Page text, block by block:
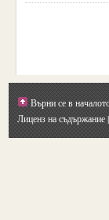
2017-02(2)
2017-01(1)
2016-09(1)
Върни се в
Лиценз на съдържание|